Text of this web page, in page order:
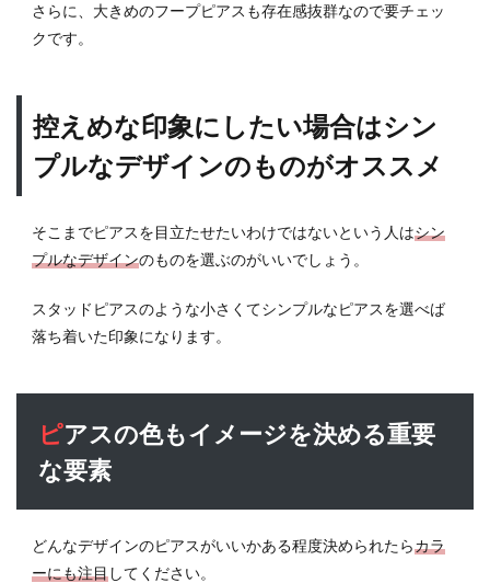
る場
多く
する
のも
あり
ズピ
に片
耳だ
るの
はな
ぜ？
に片
方の
さらに、大きめのフープピアスも存在感抜群なので要チェッ
クです。
控えめな印象にしたい場合はシン
プルなデザインのものがオススメ
そこまでピアスを目立たせたいわけではないという人はシン
プルなデザインのものを選ぶのがいいでしょう。
スタッドピアスのような小さくてシンプルなピアスを選べば
落ち着いた印象になります。
ピアスの色もイメージを決める重要
な要素
どんなデザインのピアスがいいかある程度決められたらカラ
ーにも注目してください。